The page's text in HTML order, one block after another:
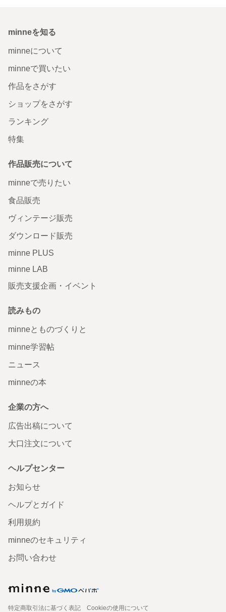
minneを知る
minneについて
minneで買いたい
作品をさがす
ショップをさがす
ランキング
特集
作品販売について
minneで売りたい
食品販売
ヴィンテージ販売
ダウンロード販売
minne PLUS
minne LAB
販売支援企画・イベント
読みもの
minneとものづくりと
minne学習帖
ニュース
minneの本
企業の方へ
広告出稿について
大口注文について
ヘルプセンター
お知らせ
ヘルプとガイド
利用規約
minneのセキュリティ
お問い合わせ
特定商取引法に基づく表記
Cookieの使用について